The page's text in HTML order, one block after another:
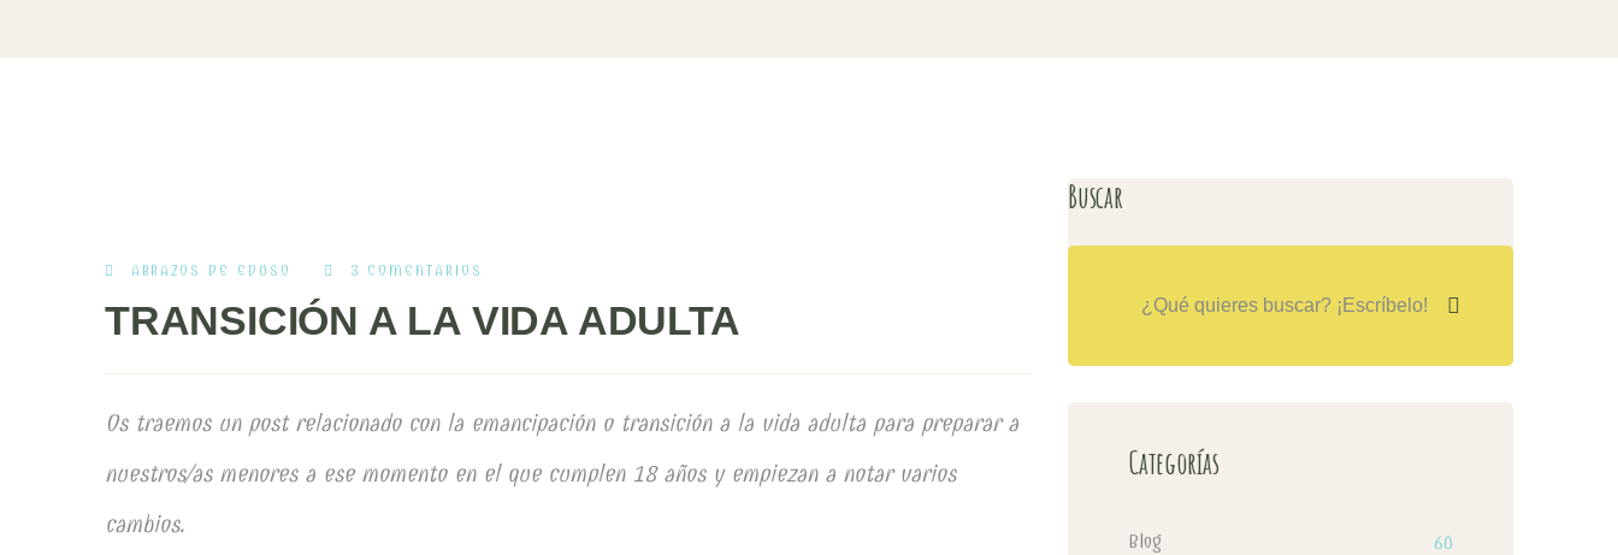
ABRAZOS DE EDUSO 3 COMENTARIOS
TRANSICIÓN A LA VIDA ADULTA
Os traemos un post relacionado con la emancipación o transición a la vida adulta para preparar a
nuestros/as menores a ese momento en el que cumplen 18 años y empiezan a notar varios
cambios.
Buscar
Categorías
Blog 60